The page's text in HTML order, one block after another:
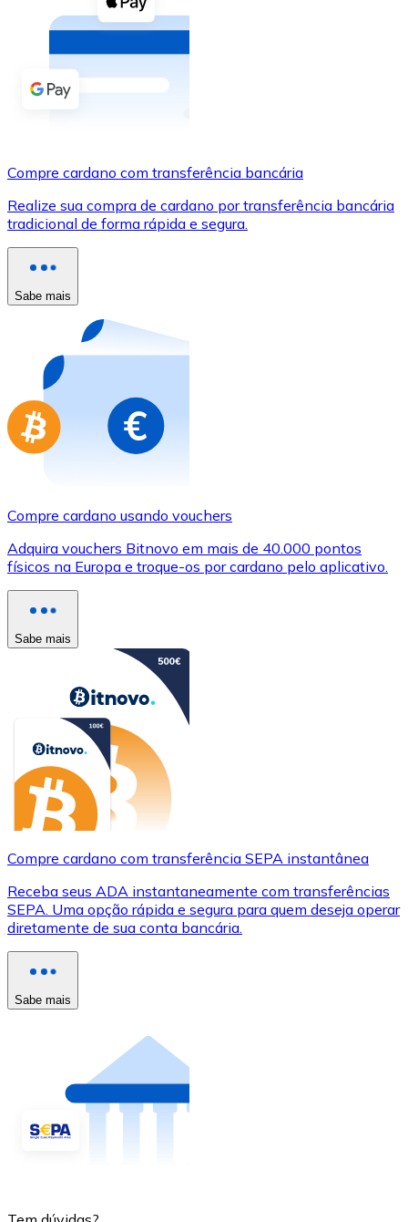
Compre criptomoedas com dinheiro e outros
Comprar com dinheiro
Transferência SEPA
Use cartões Visa e Mastercard para comprar
Comprar com cartão
Compre cartões-presente das suas marcas favoritas
Ir para a loja de cartões-presente
Compre cardano com transferência bancária
Realize sua compra de cardano por transferência bancária
tradicional de forma rápida e segura.
Sabe mais
Compre cardano usando vouchers
Adquira vouchers Bitnovo em mais de 40.000 pontos
físicos na Europa e troque-os por cardano pelo aplicativo.
Sabe mais
Compre cardano com transferência SEPA instantânea
Receba seus ADA instantaneamente com transferências
SEPA. Uma opção rápida e segura para quem deseja operar
diretamente de sua conta bancária.
Sabe mais